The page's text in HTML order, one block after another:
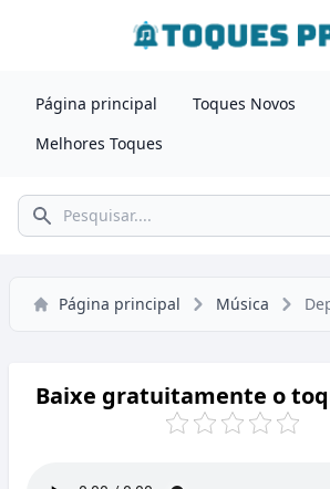
Página principal
Toques Novos
Melhores Toques
Pesquisar
Página principal Música
Baixe gratuitamente o